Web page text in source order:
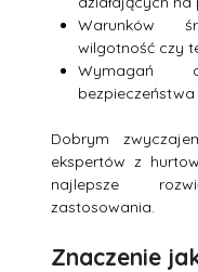
Warunków
wilgotność czy
Wymagań
bezpieczeństwa
Dobrym
ekspertów z
najlepsze
zastosowania.
Znaczenie